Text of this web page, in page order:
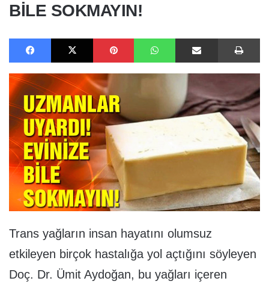
BİLE SOKMAYIN!
Facebook X Pinterest WhatsApp E-Posta ile paylaş
Trans yağların insan hayatını olumsuz
etkileyen birçok hastalığa yol açtığını söyleyen
Doç. Dr. Ümit Aydoğan, bu yağları içeren